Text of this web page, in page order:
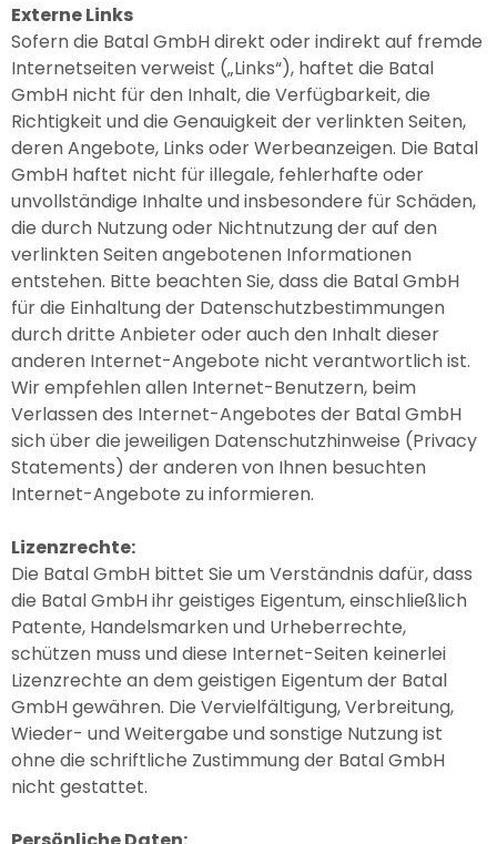
Externe Links
Sofern die Batal GmbH direkt oder indirekt auf fremde
Internetseiten verweist („Links“), haftet die Batal
GmbH nicht für den Inhalt, die Verfügbarkeit, die
Richtigkeit und die Genauigkeit der verlinkten Seiten,
deren Angebote, Links oder Werbeanzeigen. Die Batal
GmbH haftet nicht für illegale, fehlerhafte oder
unvollständige Inhalte und insbesondere für Schäden,
die durch Nutzung oder Nichtnutzung der auf den
verlinkten Seiten angebotenen Informationen
entstehen. Bitte beachten Sie, dass die Batal GmbH
für die Einhaltung der Datenschutzbestimmungen
durch dritte Anbieter oder auch den Inhalt dieser
anderen Internet-Angebote nicht verantwortlich ist.
Wir empfehlen allen Internet-Benutzern, beim
Verlassen des Internet-Angebotes der Batal GmbH
sich über die jeweiligen Datenschutzhinweise (Privacy
Statements) der anderen von Ihnen besuchten
Internet-Angebote zu informieren.
Lizenzrechte:
Die Batal GmbH bittet Sie um Verständnis dafür, dass
die Batal GmbH ihr geistiges Eigentum, einschließlich
Patente, Handelsmarken und Urheberrechte,
schützen muss und diese Internet-Seiten keinerlei
Lizenzrechte an dem geistigen Eigentum der Batal
GmbH gewähren. Die Vervielfältigung, Verbreitung,
Wieder- und Weitergabe und sonstige Nutzung ist
ohne die schriftliche Zustimmung der Batal GmbH
nicht gestattet.